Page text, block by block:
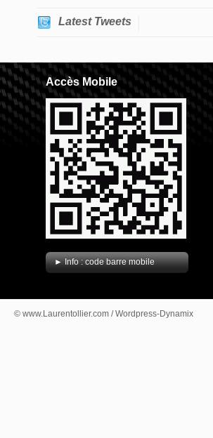
Latest Tweets
Accès Mobile
► Info : code barre mobile
© www.Laurentollier.com / Wordpress-Dynamix